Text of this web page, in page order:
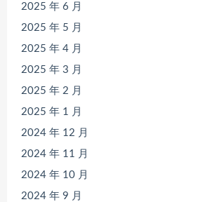
2025 年 6 月
2025 年 5 月
2025 年 4 月
2025 年 3 月
2025 年 2 月
2025 年 1 月
2024 年 12 月
2024 年 11 月
2024 年 10 月
2024 年 9 月